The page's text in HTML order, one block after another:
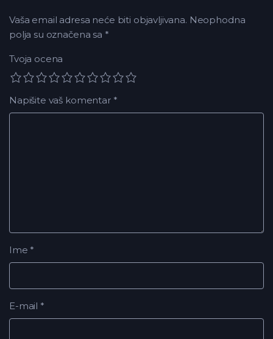
Vaša email adresa neće biti objavljivana. Neophodna
polja su označena sa *
Tvoja ocena
Napišite vaš komentar *
Ime *
E-mail *